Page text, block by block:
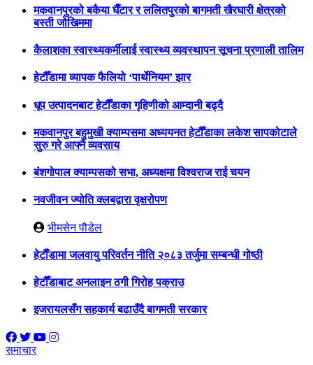
मकवानपुरको बकैया घैँटार र ललितपुरको बागमती खैरघारी क्षेत्रको
बस्ती जोखिममा
कैलाशका स्वास्थ्यकर्मीलाई स्वास्थ्य व्यवस्थापन सूचना प्रणाली तालिम
हेटौँडामा व्यापक फैलियो ‘पार्थेनियम’ झार
धूप उत्पादनबाट हेटौँडाका गृहिणीको आम्दानी बढ्दै
मकवानपुर बहुमुखी क्याम्पसमा अध्ययनत हेटौँडाका लकेश सापकोटाले
सुरु गरे आफ्नै व्यवसाय
बंशगोपाल क्याम्पसको सभा, अध्यक्षमा विश्वराज राई चयन
नवजीवन ज्योति क्लबद्वारा वृक्षरोपण
भीमसेन पौडेल
हेटाैँडामा जलवायु परिवर्तन नीति २०८३ तर्जुमा सम्बन्धी गोष्ठी
हेटौँडाबाट अनलाइन ठगी गिरोह पक्राउ
इजरायलसँग सहकार्य बढाउँदै बागमती सरकार
समाचार